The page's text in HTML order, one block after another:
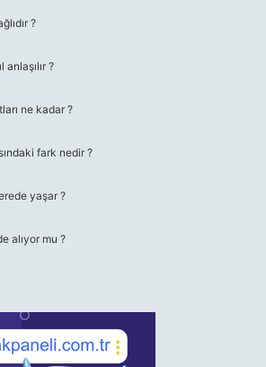
?
?
ne kadar ?
fark nedir ?
yaşar ?
alıyor mu ?